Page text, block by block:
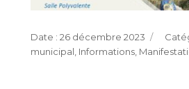
Publié
le
26 décembre 2023
municipal Informations,